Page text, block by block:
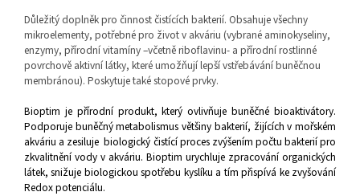
Důležitý doplněk pro činnost čistících bakterií. Obsahuje všechny
mikroelementy, potřebné pro život v akváriu (vybrané aminokyseliny,
enzymy, přírodní vitamíny –včetně riboflavinu- a přírodní rostlinné
povrchově aktivní látky, které umožňují lepší vstřebávání buněčnou
membránou). Poskytuje také stopové prvky.
Bioptim je přírodní produkt, který ovlivňuje buněčné bioaktivátory.
Podporuje buněčný metabolismus většiny bakterií, žijících v mořském
akváriu a zesiluje biologický čistící proces zvýšením počtu bakterií pro
zkvalitnění vody v akváriu. Bioptim urychluje zpracování organických
látek, snižuje biologickou spotřebu kyslíku a tím přispívá ke zvyšování
Redox potenciálu.